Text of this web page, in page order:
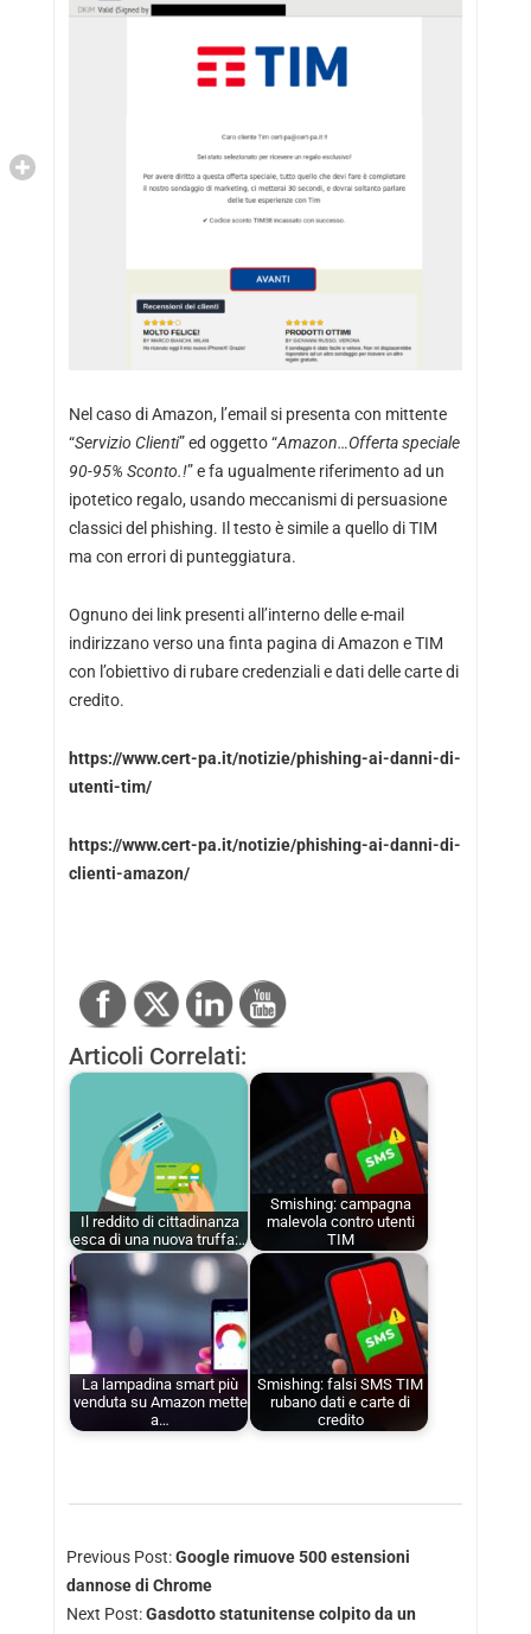
Nel caso di Amazon, l’email si presenta con mittente
“Servizio Clienti” ed oggetto “Amazon…Offerta speciale
90-95% Sconto.!” e fa ugualmente riferimento ad un
ipotetico regalo, usando meccanismi di persuasione
classici del phishing. Il testo è simile a quello di TIM
ma con errori di punteggiatura.
Ognuno dei link presenti all’interno delle e-mail
indirizzano verso una finta pagina di Amazon e TIM
con l’obiettivo di rubare credenziali e dati delle carte di
credito.
https://www.cert-pa.it/notizie/phishing-ai-danni-di-
utenti-tim/
https://www.cert-pa.it/notizie/phishing-ai-danni-di-
clienti-amazon/
Articoli Correlati:
Il reddito di cittadinanza
esca di una nuova truffa:…
Smishing: campagna
malevola contro utenti
TIM
La lampadina smart più
venduta su Amazon mette
a…
Smishing: falsi SMS TIM
rubano dati e carte di
credito
Previous Post:Google rimuove 500 estensioni
dannose di Chrome
Next Post:Gasdotto statunitense colpito da un